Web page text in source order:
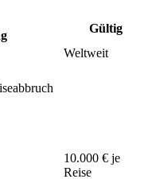
Gültig
Weltweit
10.000 € je
Reise